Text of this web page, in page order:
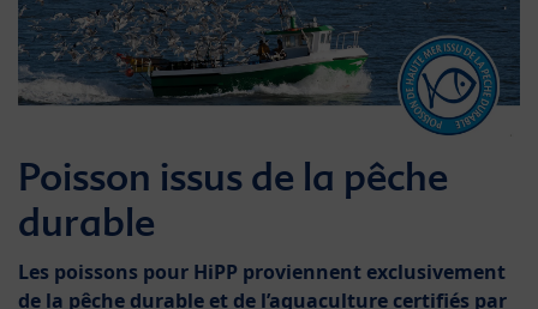
Poisson issus de la pêche
durable
Les poissons pour HiPP proviennent exclusivement
de la pêche durable et de l’aquaculture certifiés par